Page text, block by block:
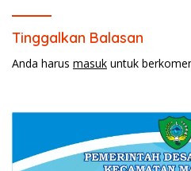
Tinggalkan Balasan
Anda harus masuk untuk